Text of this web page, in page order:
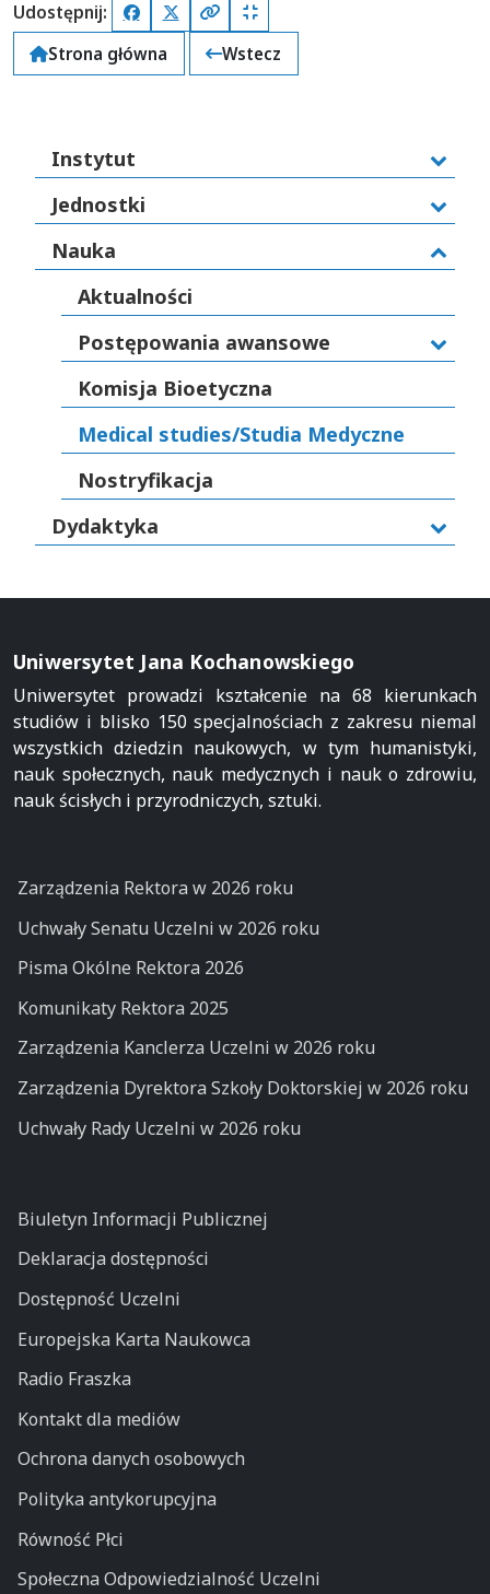
Udostępnij: FacebookX (Twitter)
Kopiuj pełny link
Kopiuj krótki link
Strona główna
Wstecz
Instytut
Jednostki
Nauka
Aktualności
Postępowania awansowe
Komisja Bioetyczna
Medical studies/Studia Medyczne
Nostryfikacja
Dydaktyka
Uniwersytet Jana Kochanowskiego
Uniwersytet prowadzi kształcenie na 68 kierunkach
studiów i blisko 150 specjalnościach z zakresu niemal
wszystkich dziedzin naukowych, w tym humanistyki,
nauk społecznych, nauk medycznych i nauk o zdrowiu,
nauk ścisłych i przyrodniczych, sztuki.
Zarządzenia Rektora w 2026 roku
Uchwały Senatu Uczelni w 2026 roku
Pisma Okólne Rektora 2026
Komunikaty Rektora 2025
Zarządzenia Kanclerza Uczelni w 2026 roku
Zarządzenia Dyrektora Szkoły Doktorskiej w 2026 roku
Uchwały Rady Uczelni w 2026 roku
Biuletyn Informacji Publicznej
Deklaracja dostępności
Dostępność Uczelni
Europejska Karta Naukowca
Radio Fraszka
Kontakt dla mediów
Ochrona danych osobowych
Polityka antykorupcyjna
Równość Płci
Społeczna Odpowiedzialność Uczelni